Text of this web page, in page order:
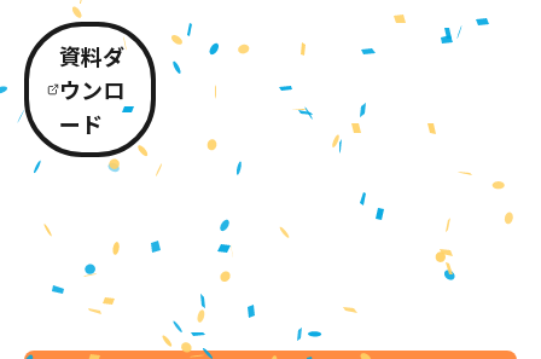
資料ダ
ウンロ
ード